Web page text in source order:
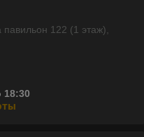
павильон 122 (1 этаж),
18:30